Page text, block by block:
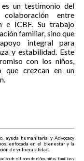
un testimonio del
entre
e ICBF. Su trabajo
familiar, sino que
integral para
y estabilidad. Este
con los niños,
que crezcan en un
ayuda humanitaria y Advocacy
enfocada en el bienestar y la
de vulnerabilidad.
de millones de niños, niñas, familias y